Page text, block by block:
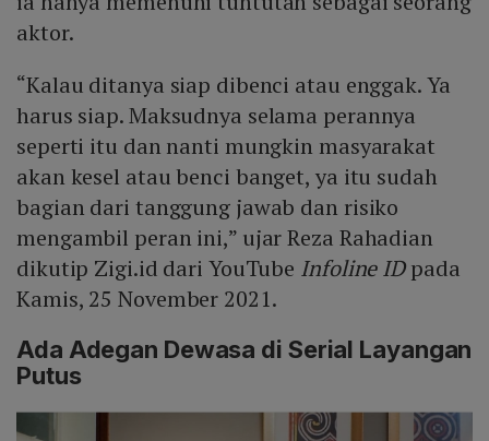
aktor.
“Kalau ditanya siap dibenci atau enggak. Ya
harus siap. Maksudnya selama perannya
seperti itu dan nanti mungkin masyarakat
akan kesel atau benci banget, ya itu sudah
bagian dari tanggung jawab dan risiko
mengambil peran ini,” ujar Reza Rahadian
dikutip Zigi.id dari YouTube Infoline IDpada
Kamis, 25 November 2021.
Ada Adegan Dewasa di Serial Layangan
Putus